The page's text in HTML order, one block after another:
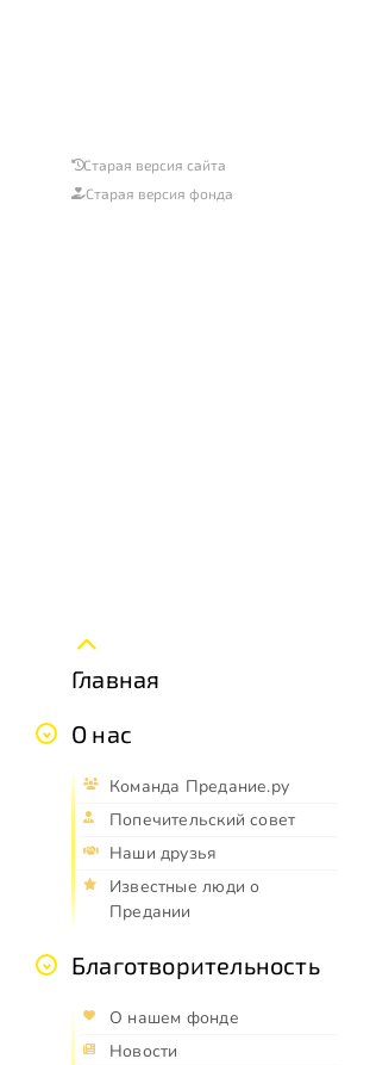
Старая версия сайта
Старая версия фонда
Главная
О нас
Команда Предание.ру
Попечительский совет
Наши друзья
Известные люди о
Предании
Благотворительность
О нашем фонде
Новости